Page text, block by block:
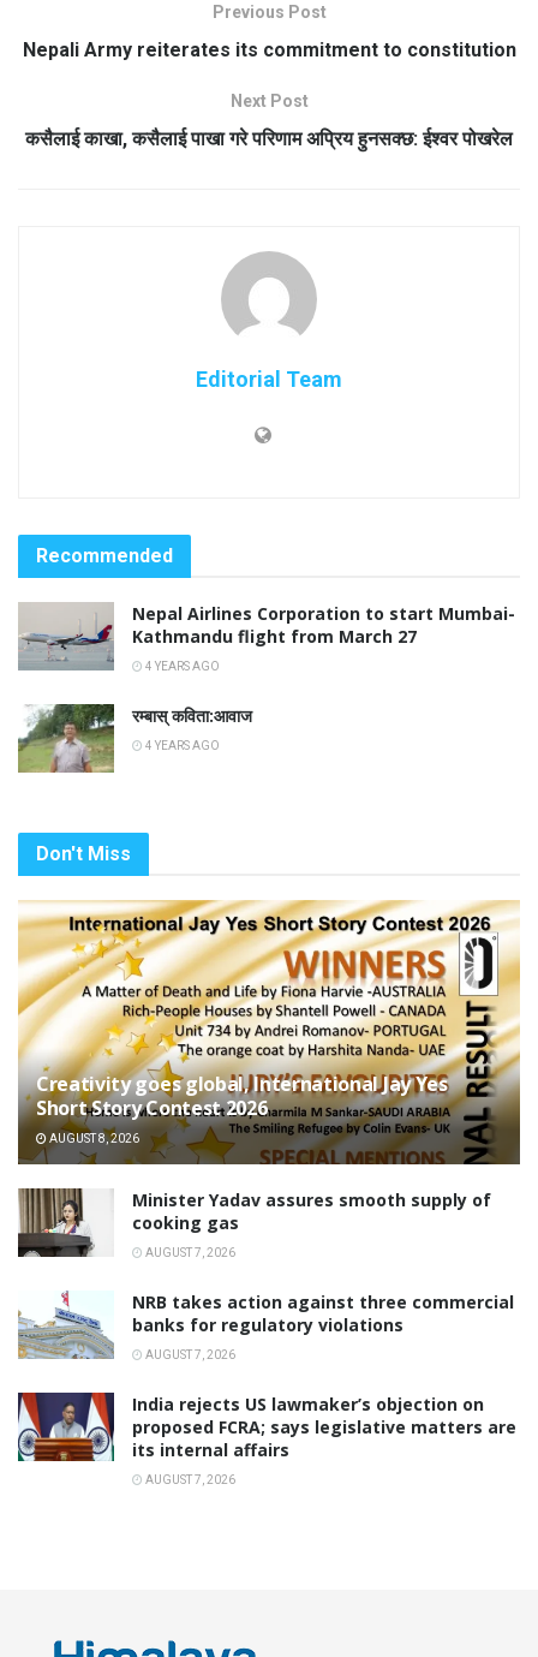
Previous Post
Nepali Army reiterates its commitment to constitution
Next Post
कसैलाई काखा, कसैलाई पाखा गरे परिणाम अप्रिय हुनसक्छ: ईश्वर पोखरेल
Editorial Team
Recommended
Nepal Airlines Corporation to start Mumbai-
Kathmandu flight from March 27
4 YEARS AGO
रम्बास् कविता:आवाज
4 YEARS AGO
Don't Miss
Creativity goes global, International Jay Yes
Short Story Contest 2026
AUGUST 8, 2026
Minister Yadav assures smooth supply of
cooking gas
AUGUST 7, 2026
NRB takes action against three commercial
banks for regulatory violations
AUGUST 7, 2026
India rejects US lawmaker’s objection on
proposed FCRA; says legislative matters are
its internal affairs
AUGUST 7, 2026